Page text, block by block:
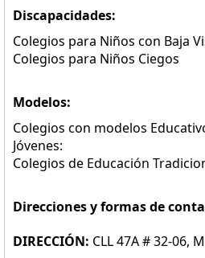
Discapacidades:
Colegios para Niños con Baja
Colegios para Niños Ciegos
Modelos:
Colegios con modelos
Jóvenes:
Colegios de Educación
Direcciones y formas de
DIRECCIÓN: CLL 47A # 32-06,